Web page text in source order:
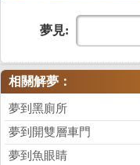
夢見:
相關解夢：
夢到黑廁所
夢到開雙層車門
夢到魚眼睛